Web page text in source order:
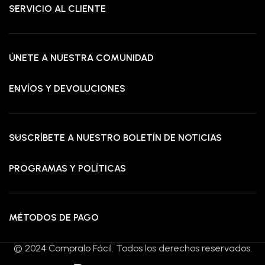
SERVICIO AL CLIENTE
ÚNETE A NUESTRA COMUNIDAD
ENVÍOS Y DEVOLUCIONES
SUSCRÍBETE A NUESTRO BOLETÍN DE NOTICIAS
PROGRAMAS Y POLÍTICAS
MÉTODOS DE PAGO
© 2024 Compralo Fácil. Todos los derechos reservados.